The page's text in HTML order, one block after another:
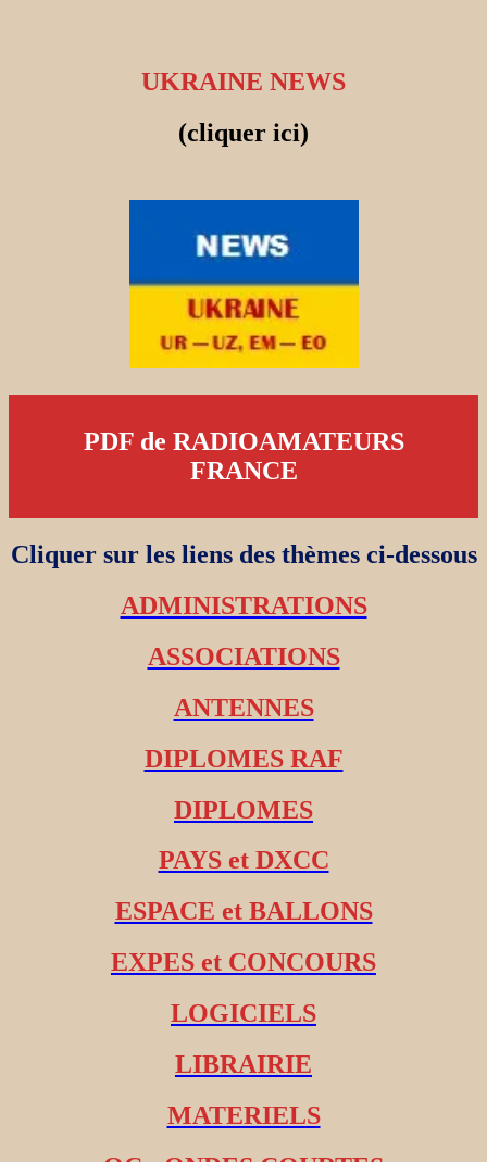
UKRAINE NEWS
(cliquer ici)
PDF de RADIOAMATEURS
FRANCE
Cliquer sur les liens des thèmes ci-dessous
ADMINISTRATIONS
ASSOCIATIONS
ANTENNES
DIPLOMES RAF
DIPLOMES
PAYS et DXCC
ESPACE et BALLONS
EXPES et CONCOURS
LOGICIELS
LIBRAIRIE
MATERIELS